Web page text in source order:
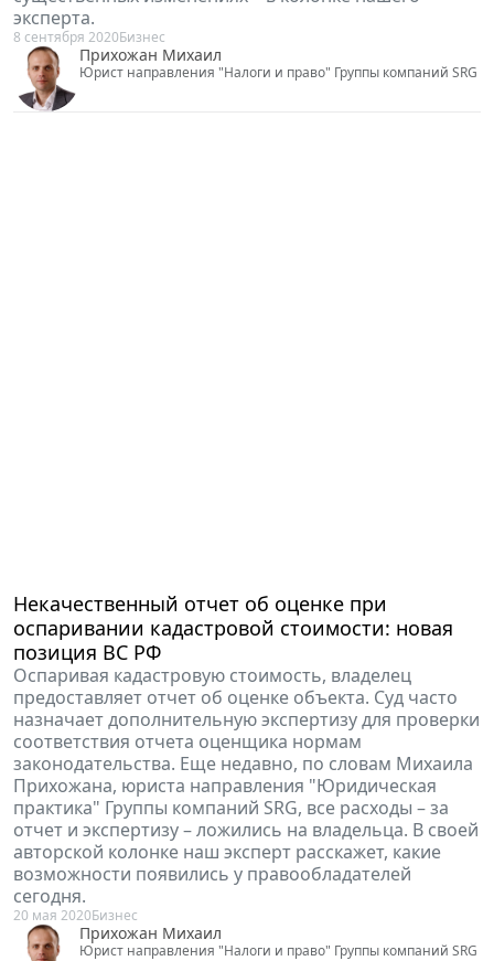
эксперта.
8 сентября 2020Бизнес
Прихожан Михаил
Юрист направления "Налоги и право" Группы компаний SRG
Некачественный отчет об оценке при
оспаривании кадастровой стоимости: новая
позиция ВС РФ
Оспаривая кадастровую стоимость, владелец
предоставляет отчет об оценке объекта. Суд часто
назначает дополнительную экспертизу для проверки
соответствия отчета оценщика нормам
законодательства. Еще недавно, по словам Михаила
Прихожана, юриста направления "Юридическая
практика" Группы компаний SRG, все расходы – за
отчет и экспертизу – ложились на владельца. В своей
авторской колонке наш эксперт расскажет, какие
возможности появились у правообладателей
сегодня.
20 мая 2020Бизнес
Прихожан Михаил
Юрист направления "Налоги и право" Группы компаний SRG